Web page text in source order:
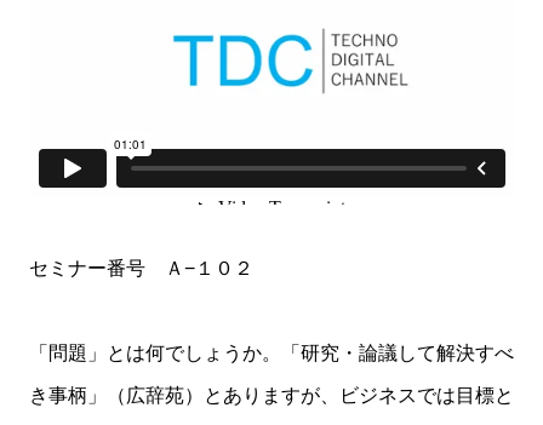
セミナー番号 Ａ−１０２
「問題」とは何でしょうか。「研究・論議して解決すべ
き事柄」（広辞苑）とありますが、ビジネスでは目標と